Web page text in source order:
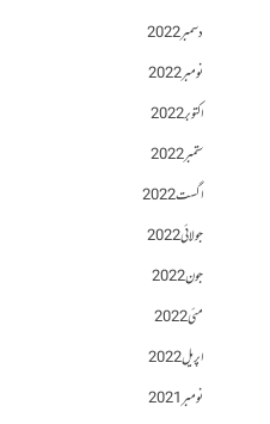
دسمبر 2022
نومبر 2022
اکتوبر 2022
ستمبر 2022
اگست 2022
جولائی 2022
جون 2022
مئی 2022
اپریل 2022
نومبر 2021